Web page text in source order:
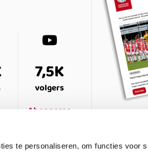
te personaliseren, om functies voor
7,5K
volgers
Abonneren